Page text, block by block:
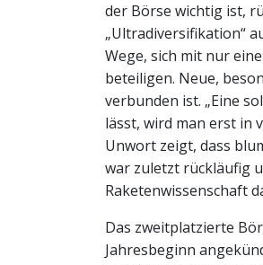
der Börse wichtig ist,
„Ultradiversifikation“
Wege, sich mit nur
beteiligen. Neue,
verbunden ist. „Eine
lässt, wird man erst in
Unwort zeigt, dass
war zuletzt rückläufig
Raketenwissenschaft
Das zweitplatzierte
Jahresbeginn